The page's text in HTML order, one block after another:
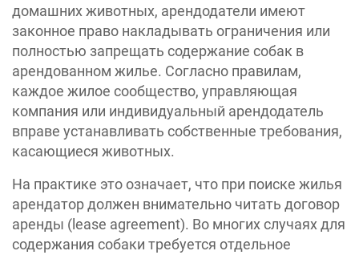
домашних животных, арендодатели имеют
законное право накладывать ограничения или
полностью запрещать содержание собак в
арендованном жилье. Согласно правилам,
каждое жилое сообщество, управляющая
компания или индивидуальный арендодатель
вправе устанавливать собственные требования,
касающиеся животных.
На практике это означает, что при поиске жилья
арендатор должен внимательно читать договор
аренды (lease agreement). Во многих случаях для
содержания собаки требуется отдельное